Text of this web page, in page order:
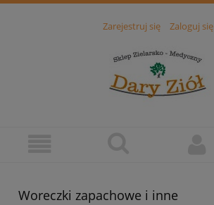
Zarejestruj się Zaloguj się
Woreczki zapachowe i inne